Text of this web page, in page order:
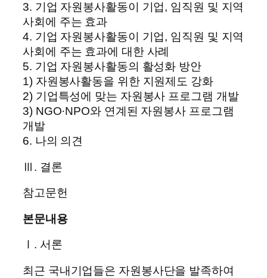
3. 기업 자원봉사활동이 기업, 임직원 및 지역
사회에 주는 효과
4. 기업 자원봉사활동이 기업, 임직원 및 지역
사회에 주는 효과에 대한 사례
5. 기업 자원봉사활동의 활성화 방안
1) 자원봉사활동을 위한 지원제도 강화
2) 기업특성에 맞는 자원봉사 프로그램 개발
3) NGO·NPO와 연계된 자원봉사 프로그램
개발
6. 나의 의견
Ⅲ. 결론
참고문헌
본문내용
Ⅰ. 서론
최근 국내기업들은 자원봉사단을 발족하여